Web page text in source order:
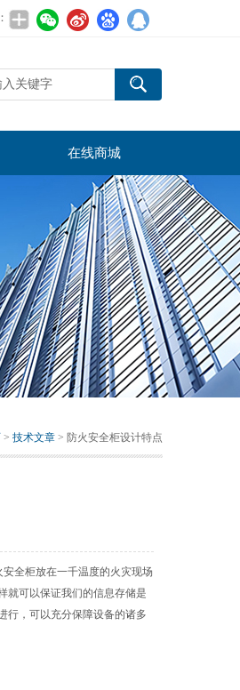
在线商城
> 技术文章 > 防火安全柜设计特点
全柜放在一千温度的火灾现场
就可以保证我们的信息存储是
行，可以充分保障设备的诸多